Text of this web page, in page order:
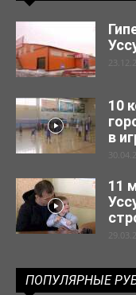
10
в
11
ПОПУЛЯРНЫЕ